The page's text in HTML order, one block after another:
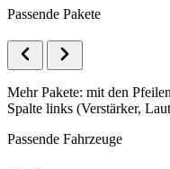
Passende Pakete
Mehr Pakete: mit den
Spalte links (Verstärker,
Passende Fahrzeuge